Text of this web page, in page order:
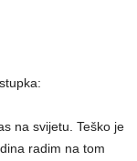
na svijetu. Teško je
radim na tom